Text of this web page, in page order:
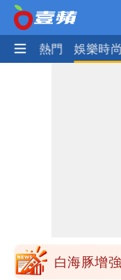
焦點 熱門 娛樂時尚
口」 徐
白海豚颱
度焚風
白海豚增